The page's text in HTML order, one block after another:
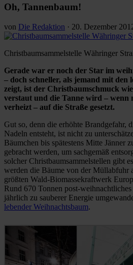
Oh, Tannenbaum!
von Die Redaktion · 20. Dezember
Christbaumsammelstelle Währinger
Gerade war er noch der Star im
– doch schneller, als jemand mit den
zeigt, ist der Christbaumschmuck
verstaut und die Tanne wird – wenn
verheizt – auf die Straße gesetzt.
Gut so, denn die erhöhte Brandgefahr,
Nadeln entsteht, ist nicht zu
Bäumchen bis spätestens Mitte Jänner
gebracht werden, um sachgemäß
solcher Christbaumsammelstellen gibt
werden die Bäume von der Müllabfuhr
größten Wald-Biomassekraftwerk
Rund 670 Tonnen post-
jährlich zu sauberer Energie
lebender Weihnachtsbaum.